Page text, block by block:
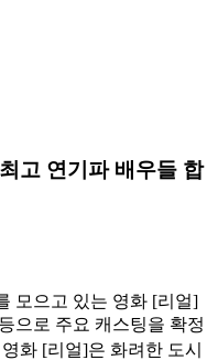
고 연기파 배우들 합
모으고 있는 영화 [리얼]
으로 주요 캐스팅을 확정
영화 [리얼]은 화려한 도시